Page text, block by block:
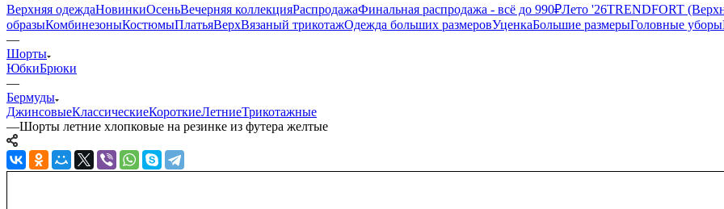
Верхняя одеждаНовинкиОсеньВечерняя коллекцияРаспродажаФинальная распродажа - всё до 990₽Лето '26TRENDFORT
образыКомбинезоныКостюмыПлатьяВерхВязаный трикотажОдежда больших размеровУценкаБольшие размерыГоловные уборы
—
Шорты
ЮбкиБрюки
—
Бермуды
ДжинсовыеКлассическиеКороткиеЛетниеТрикотажные
—Шорты летние хлопковые на резинке из футера желтые